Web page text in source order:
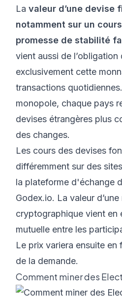
La valeur d’une devise
notamment sur un
promesse de stabilité
vient aussi de l’obligation
exclusivement cette
transactions
monopole, chaque pays
devises étrangères plus
des changes.
Les cours des devises
différemment sur des
la plateforme d'échange
Godex.io. La valeur
cryptographique vient en
mutuelle entre les
Le prix variera ensuite en
de la demande.
Comment miner des